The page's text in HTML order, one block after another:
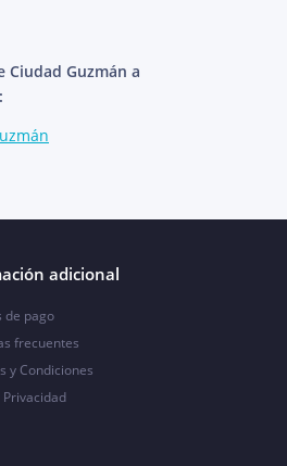
Ciudad Guzmán a
adicional
de pago
frecuentes
y Condiciones